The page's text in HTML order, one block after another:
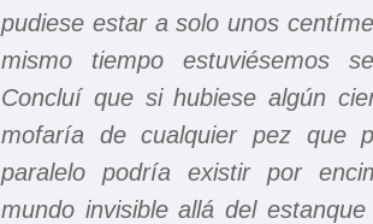
pudiese estar a solo unos
mismo tiempo estuviésemos
Concluí que si hubiese algún
mofaría de cualquier pez que
paralelo podría existir por
mundo invisible allá del